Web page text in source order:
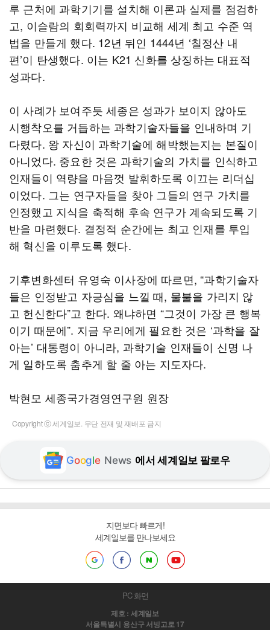
루 근처에 과학기기를 설치해 이론과 실제를 점검하
고, 이슬람의 회회력까지 비교해 세계 최고 수준 역
법을 만들게 했다. 12년 뒤인 1444년 ‘칠정산 내
편’이 탄생했다. 이는 K21 신화를 상징하는 대표적
성과다.
이 사례가 보여주듯 세종은 성과가 보이지 않아도
시행착오를 거듭하는 과학기술자들을 인내하며 기
다렸다. 왕 자신이 과학기술에 해박했는지는 본질이
아니었다. 중요한 것은 과학기술의 가치를 인식하고
인재들이 역량을 마음껏 발휘하도록 이끄는 리더십
이었다. 그는 연구자들을 찾아 그들의 연구 가치를
인정했고 지식을 축적해 후속 연구가 계속되도록 기
반을 마련했다. 결정적 순간에는 최고 인재를 투입
해 혁신을 이루도록 했다.
기후변화센터 유영숙 이사장에 따르면, “과학기술자
들은 인정받고 자긍심을 느낄 때, 물불을 가리지 않
고 헌신한다”고 한다. 왜냐하면 “그것이 가장 큰 행복
이기 때문에”. 지금 우리에게 필요한 것은 ‘과학을 잘
아는’ 대통령이 아니라, 과학기술 인재들이 신명 나
게 일하도록 춤추게 할 줄 아는 지도자다.
박현모 세종국가경영연구원 원장
Copyright ⓒ 세계일보. 무단 전재 및 재배포 금지
Google News 에서 세계일보 팔로우
지면보다 빠르게!
세계일보를 만나보세요
PC 화면
제호 : 세계일보
서울특별시 용산구 서빙고로 17